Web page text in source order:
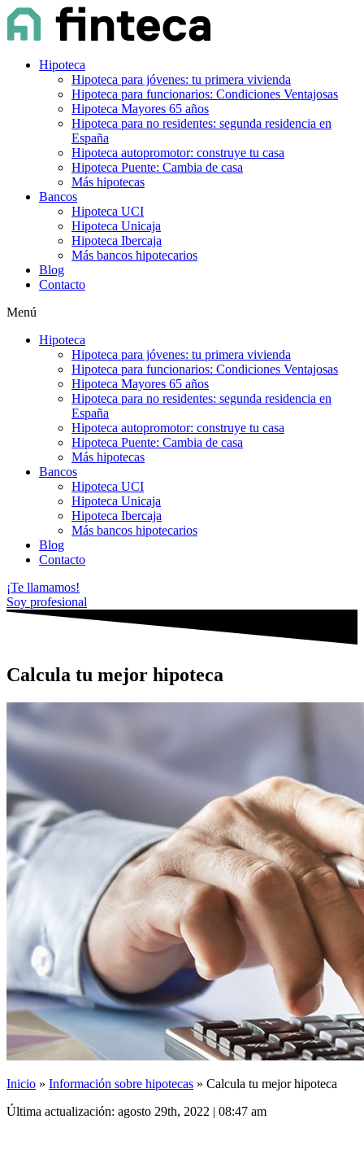
Hipoteca
Hipoteca para jóvenes: tu primera vivienda
Hipoteca para funcionarios: Condiciones Ventajosas
Hipoteca Mayores 65 años
Hipoteca para no residentes: segunda residencia en
España
Hipoteca autopromotor: construye tu casa
Hipoteca Puente: Cambia de casa
Más hipotecas
Bancos
Hipoteca UCI
Hipoteca Unicaja
Hipoteca Ibercaja
Más bancos hipotecarios
Blog
Contacto
Menú
Hipoteca
Hipoteca para jóvenes: tu primera vivienda
Hipoteca para funcionarios: Condiciones Ventajosas
Hipoteca Mayores 65 años
Hipoteca para no residentes: segunda residencia en
España
Hipoteca autopromotor: construye tu casa
Hipoteca Puente: Cambia de casa
Más hipotecas
Bancos
Hipoteca UCI
Hipoteca Unicaja
Hipoteca Ibercaja
Más bancos hipotecarios
Blog
Contacto
¡Te llamamos!
Soy profesional
Calcula tu mejor hipoteca
Inicio » Información sobre hipotecas » Calcula tu mejor hipoteca
Última actualización: agosto 29th, 2022 | 08:47 am